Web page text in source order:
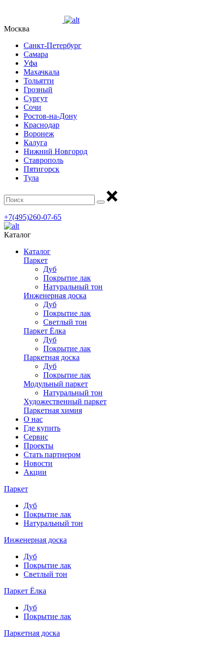
Москва
Санкт-Петербург
Самара
Уфа
Махачкала
Тольятти
Грозный
Сургут
Сочи
Ростов-на-Дону
Краснодар
Воронеж
Калуга
Нижний Новгород
Ставрополь
Пятигорск
Тула
+7(495)260-07-65
Каталог
Каталог
Паркет
Дуб
Покрытие лак
Натуральный тон
Инженерная доска
Дуб
Покрытие лак
Светлый тон
Паркет Ёлка
Дуб
Покрытие лак
Паркетная доска
Дуб
Покрытие лак
Модульный паркет
Натуральный тон
Художественный паркет
Паркетная химия
О нас
Где купить
Сервис
Проекты
Стать партнером
Новости
Акции
Паркет
Дуб
Покрытие лак
Натуральный тон
Инженерная доска
Дуб
Покрытие лак
Светлый тон
Паркет Ёлка
Дуб
Покрытие лак
Паркетная доска